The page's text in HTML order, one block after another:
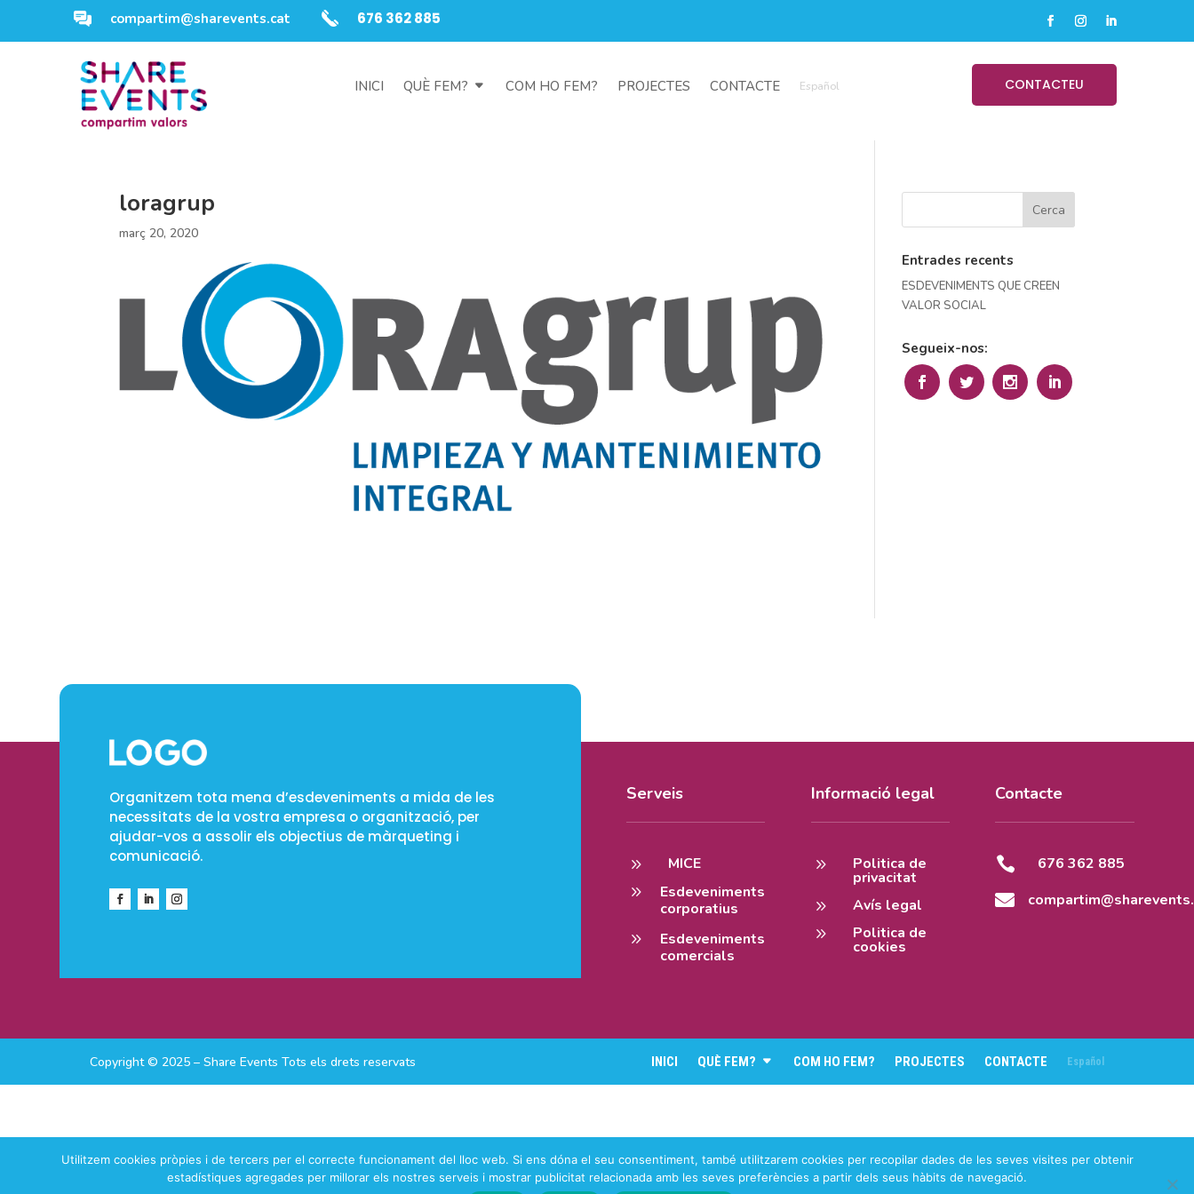
compartim@sharevents.cat 676 362 885
INICI QUÈ FEM? COM HO FEM? PROJECTES CONTACTE Español CONTACTEU
loragrup
març 20, 2020
Entrades recents
ESDEVENIMENTS QUE CREEN
VALOR SOCIAL
Segueix-nos:
Organitzem tota mena d’esdeveniments a mida de les
necessitats de la vostra empresa o organització, per
ajudar-vos a assolir els objectius de màrqueting i
comunicació.
Serveis
9
MICE
9
Esdeveniments
corporatius
9
Esdeveniments
comercials
Informació legal
9 Politica de
privacitat
9
Avís legal
9
Politica de
cookies
Contacte

676 362 885

Copyright © 2025 – Share Events Tots els drets reservats INICI QUÈ FEM? COM HO FEM? PROJECTES CONTACTE Español
Utilitzem cookies pròpies i de tercers per el correcte funcionament del lloc web. Si ens dóna el seu consentiment, també utilitzarem cookies per recopilar dades de les seves visites per obtenir
estadístiques agregades per millorar els nostres serveis i mostrar publicitat relacionada amb les seves preferències a partir dels seus hàbits de navegació.